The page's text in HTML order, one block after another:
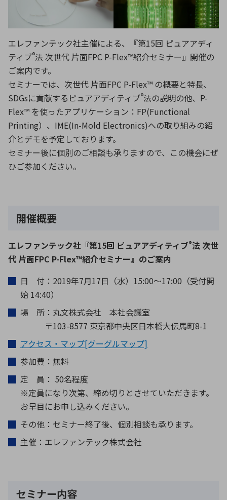
環境構築・開発システム
半導体・電子部品小ロット
エレファンテック社主催による、『第15回 ピュアアディ
ティブ®法 次世代 片面FPC P-Flex™紹介セミナー』開催の
ご案内です。
セミナーでは、次世代 片面FPC P-Flex™ の概要と特長、
SDGsに貢献するピュアアディティブ®法の説明の他、P-
Flex™ を使ったアプリケーション：FP(Functional
Printing）、IME(In-Mold Electronics)への取り組みの紹
介とデモを予定しております。
セミナー後に個別のご相談も承りますので、この機会にぜ
ひご参加ください。
開催概要
エレファンテック社『第15回 ピュアアディティブ®法 次世
代 片面FPC P-Flex™紹介セミナー』のご案内
日 付：2019年7月17日（水）15:00～17:00（受付開
始 14:40）
場 所：丸文株式会社 本社会議室
〒103-8577 東京都中央区日本橋大伝馬町8-1
アクセス・マップ[グーグルマップ]
参加費：無料
定 員： 50名程度
※定員になり次第、締め切りとさせていただきます。
お早目にお申し込みください。
その他：セミナー終了後、個別相談も承ります。
主催：エレファンテック株式会社
セミナー内容